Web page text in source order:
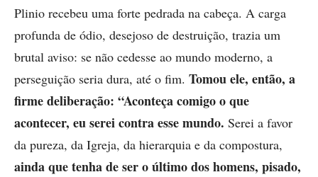
Plinio recebeu uma forte pedrada na cabeça. A carga
profunda de ódio, desejoso de destruição, trazia um
brutal aviso: se não cedesse ao mundo moderno, a
perseguição seria dura, até o fim. Tomou ele, então, a
firme deliberação: “Aconteça comigo o que
acontecer, eu serei contra esse mundo. Serei a favor
da pureza, da Igreja, da hierarquia e da compostura,
ainda que tenha de ser o último dos homens, pisado,